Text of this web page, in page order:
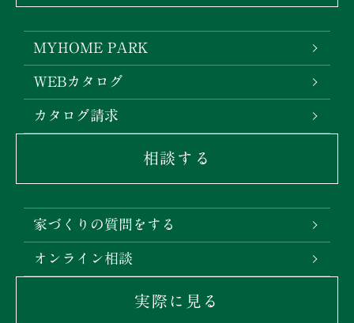
MYHOME PARK
WEBカタログ
カタログ請求
相談する
家づくりの質問をする
オンライン相談
実際に見る